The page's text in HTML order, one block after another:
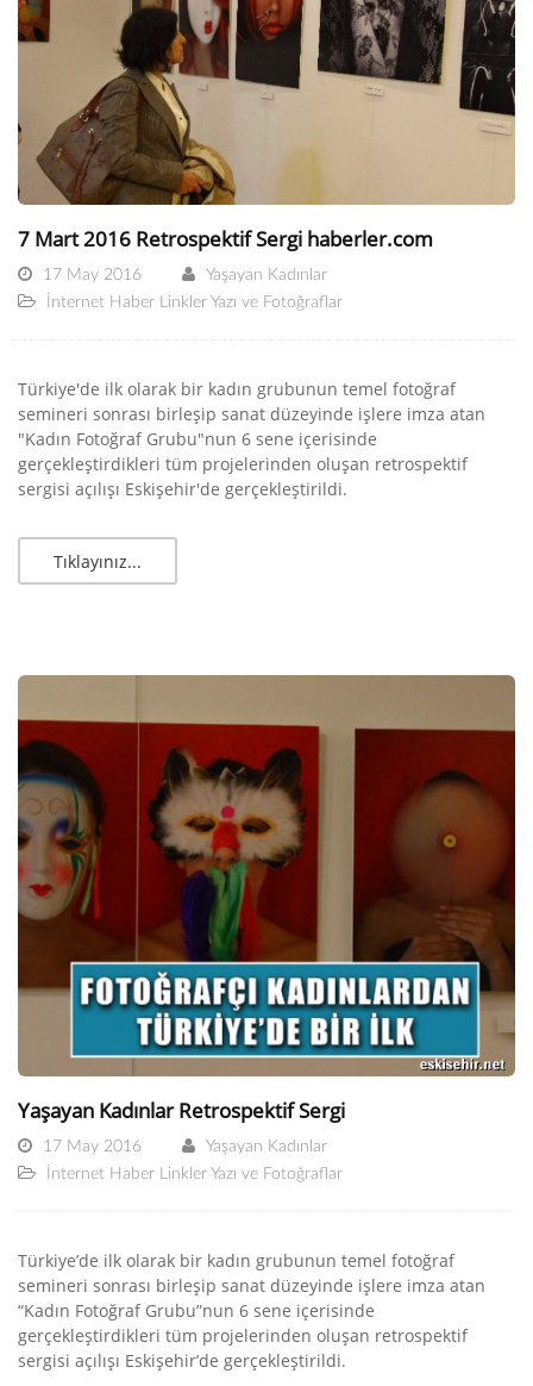
7 Mart 2016 Retrospektif Sergi haberler.com
17 May 2016
Yaşayan Kadınlar
İnternet Haber Linkler Yazı ve Fotoğraflar
Türkiye'de ilk olarak bir kadın grubunun temel fotoğraf
semineri sonrası birleşip sanat düzeyinde işlere imza atan
"Kadın Fotoğraf Grubu"nun 6 sene içerisinde
gerçekleştirdikleri tüm projelerinden oluşan retrospektif
sergisi açılışı Eskişehir'de gerçekleştirildi.
Tıklayınız...
Yaşayan Kadınlar Retrospektif Sergi
17 May 2016
Yaşayan Kadınlar
İnternet Haber Linkler Yazı ve Fotoğraflar
Türkiye’de ilk olarak bir kadın grubunun temel fotoğraf
semineri sonrası birleşip sanat düzeyinde işlere imza atan
“Kadın Fotoğraf Grubu”nun 6 sene içerisinde
gerçekleştirdikleri tüm projelerinden oluşan retrospektif
sergisi açılışı Eskişehir’de gerçekleştirildi.